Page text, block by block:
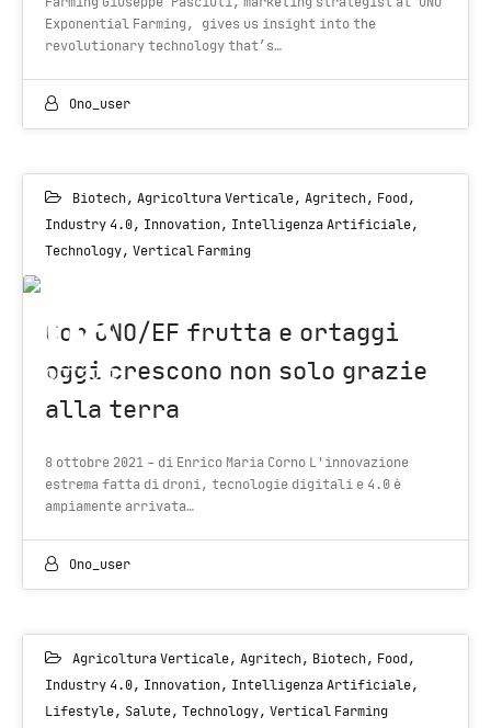
Exponential Farming, gives us insight into the
revolutionary technology that’s…
Ono_user
Biotech, Agricoltura Verticale, Agritech, Food ,
Industry 4.0, Innovation, Intelligenza Artificiale,
Technology, Vertical Farming
08
OCT 2021
Con ONO/EF frutta e ortaggi
oggi crescono non solo grazie
alla terra
8 ottobre 2021 - di Enrico Maria Corno L'innovazione
estrema fatta di droni, tecnologie digitali e 4.0 è
ampiamente arrivata…
Ono_user
Agricoltura Verticale, Agritech, Biotech, Food ,
Industry 4.0, Innovation, Intelligenza Artificiale,
Lifestyle, Salute, Technology, Vertical Farming